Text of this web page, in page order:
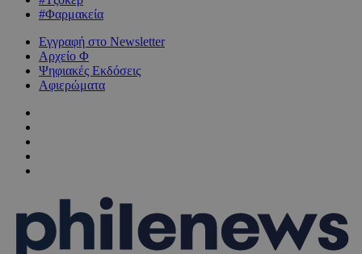
#Φαρμακεία
Εγγραφή στο Newsletter
Αρχείο Φ
Ψηφιακές Εκδόσεις
Αφιερώματα